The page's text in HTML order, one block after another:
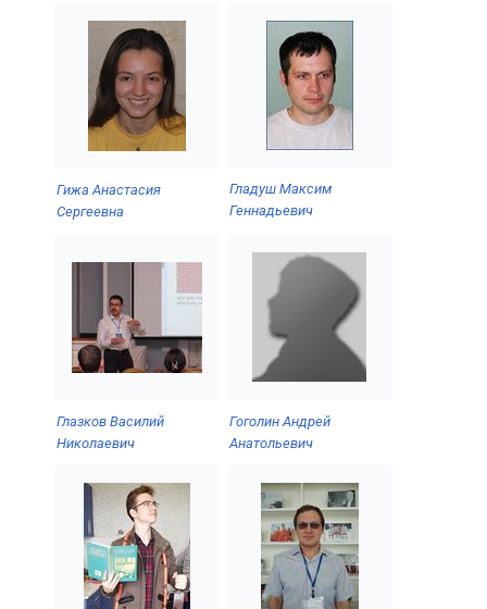
Гижа Анастасия
Сергеевна
Гладуш Максим
Геннадьевич
Глазков Василий
Николаевич
Гоголин Андрей
Анатольевич